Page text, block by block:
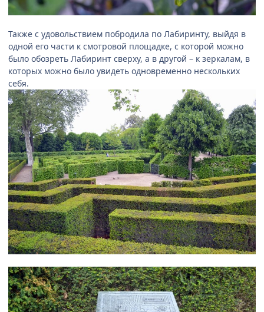
Также с удовольствием побродила по Лабиринту, выйдя в
одной его части к смотровой площадке, с которой можно
было обозреть Лабиринт сверху, а в другой – к зеркалам, в
которых можно было увидеть одновременно нескольких
себя.